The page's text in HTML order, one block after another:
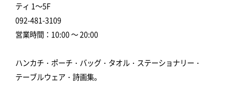
ティ 1～5F
092-481-3109
営業時間：10:00 ～ 20:00
ハンカチ・ポーチ・バッグ・タオル・ステーショナリー・
テーブルウェア・詩画集。